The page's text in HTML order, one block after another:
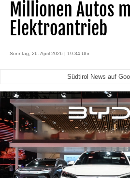
Millionen Autos
Elektroantrieb
Sonntag, 26. April 2026 | 19:34 Uhr
Südtirol News auf